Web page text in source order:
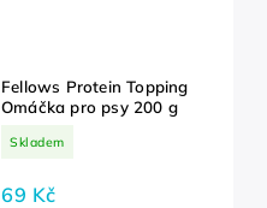
Fellows Protein Topping
Omáčka pro psy 200 g
Skladem
69 Kč